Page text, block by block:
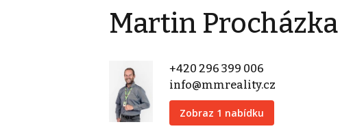
Martin Procházka
+420 296 399 006
info@mmreality.cz
Zobraz 1 nabídku